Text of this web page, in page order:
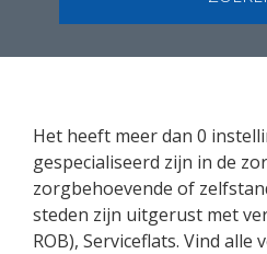
Het heeft meer dan 0
gespecialiseerd zijn in de
zorgbehoevende of
steden zijn uitgerust met
ROB), Serviceflats. Vind alle